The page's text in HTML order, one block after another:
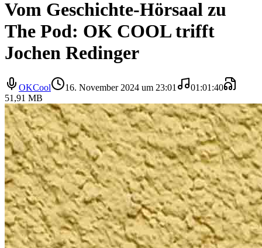
Vom Geschichte-Hörsaal zu
The Pod: OK COOL trifft
Jochen Redinger
OKCool 16. November 2024 um 23:01
01:01:40
51,91 MB